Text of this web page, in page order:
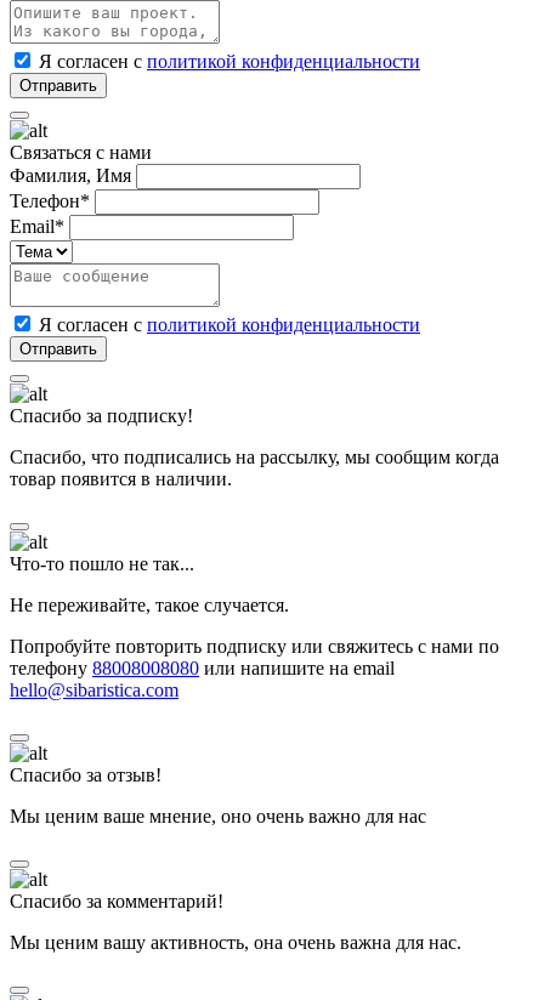
Я согласен с политикой конфиденциальности
Связаться с нами
Фамилия, Имя
Телефон*
Email*
Я согласен с политикой конфиденциальности
Спасибо за подписку!
Спасибо, что подписались на рассылку, мы сообщим когда
товар появится в наличии.
Что-то пошло не так...
Не переживайте, такое случается.
Попробуйте повторить подписку или свяжитесь с нами по
телефону 88008008080 или напишите на email
hello@sibaristica.com
Спасибо за отзыв!
Мы ценим ваше мнение, оно очень важно для нас
Спасибо за комментарий!
Мы ценим вашу активность, она очень важна для нас.